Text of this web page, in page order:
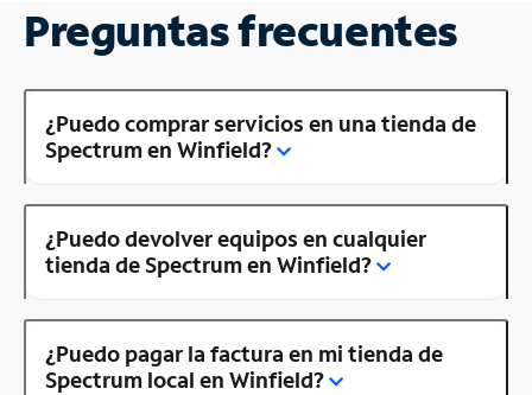
Preguntas frecuentes
¿Puedo comprar servicios en una tienda de
Spectrum en Winfield?
¿Puedo devolver equipos en cualquier
tienda de Spectrum en Winfield?
¿Puedo pagar la factura en mi tienda de
Spectrum local en Winfield?